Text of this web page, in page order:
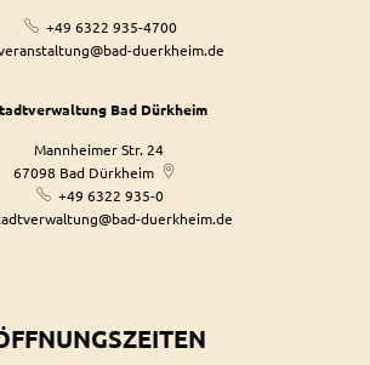
+49 6322 935-4700
duerkheim.de
Bad Dürkheim
Mannheimer Str. 24
67098 Bad Dürkheim
+49 6322 935-0
duerkheim.de